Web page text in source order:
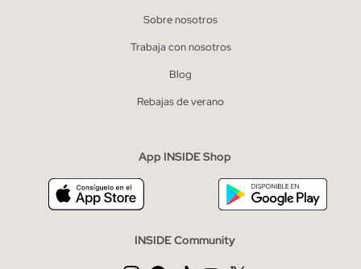
Sobre nosotros
Trabaja con nosotros
Blog
Rebajas de verano
App INSIDE Shop
INSIDE Community